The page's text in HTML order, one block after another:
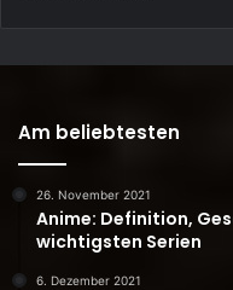
Am beliebtesten
26. November 2021
Anime: Definition,
wichtigsten Serien
6. Dezember 2021